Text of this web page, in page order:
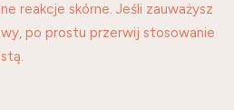
reakcje skórne. Jeśli zauważysz
po prostu przerwij stosowanie